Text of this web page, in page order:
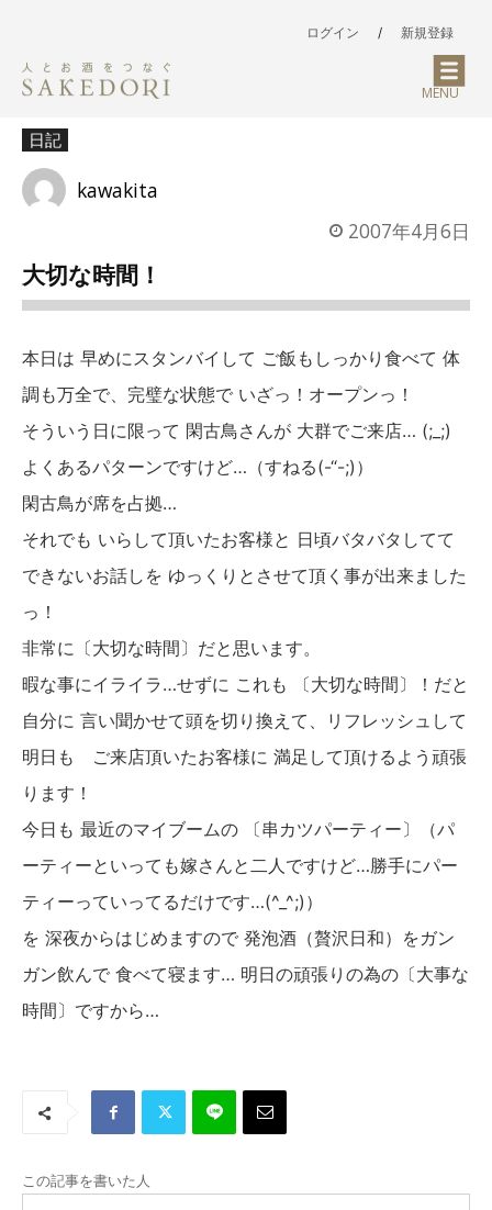
ログイン / 新規登録
MENU
日記
kawakita
2007年4月6日
大切な時間！
本日は 早めにスタンバイして ご飯もしっかり食べて 体
調も万全で、完璧な状態で いざっ！オープンっ！
そういう日に限って 閑古鳥さんが 大群でご来店… (;_;)
よくあるパターンですけど…（すねる(-“-;)）
閑古鳥が席を占拠…
それでも いらして頂いたお客様と 日頃バタバタしてて
できないお話しを ゆっくりとさせて頂く事が出来ました
っ！
非常に〔大切な時間〕だと思います。
暇な事にイライラ…せずに これも 〔大切な時間〕！だと
自分に 言い聞かせて頭を切り換えて、リフレッシュして
明日も ご来店頂いたお客様に 満足して頂けるよう頑張
ります！
今日も 最近のマイブームの 〔串カツパーティー〕（パ
ーティーといっても嫁さんと二人ですけど…勝手にパー
ティーっていってるだけです…(^_^;)）
を 深夜からはじめますので 発泡酒（贅沢日和）をガン
ガン飲んで 食べて寝ます… 明日の頑張りの為の〔大事な
時間〕ですから…
この記事を書いた人